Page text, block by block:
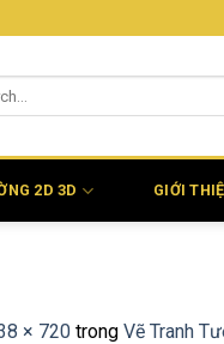
2D 3D GIỚI
× 720 trong Vẽ Tranh